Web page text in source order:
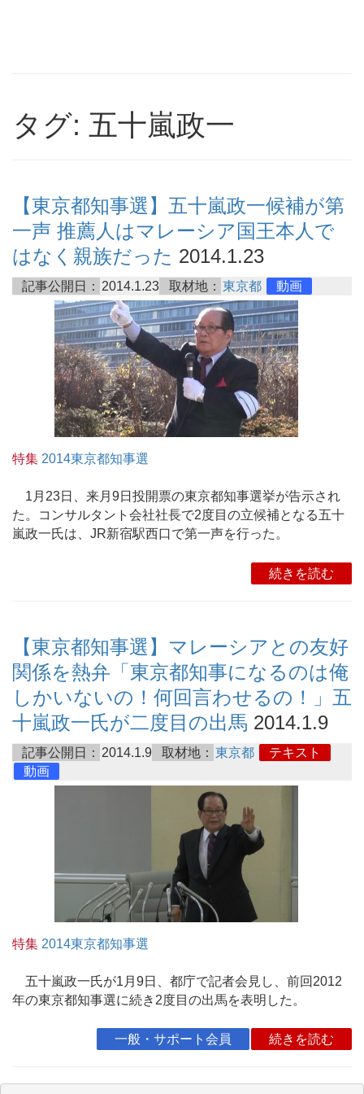
タグ: 五十嵐政一
【東京都知事選】五十嵐政一候補が第
一声 推薦人はマレーシア国王本人で
はなく親族だった 2014.1.23
記事公開日： 2014.1.23 取材地： 東京都 動画
特集 2014東京都知事選
1月23日、来月9日投開票の東京都知事選挙が告示され
た。コンサルタント会社社長で2度目の立候補となる五十
嵐政一氏は、JR新宿駅西口で第一声を行った。
続きを読む
【東京都知事選】マレーシアとの友好
関係を熱弁「東京都知事になるのは俺
しかいないの！何回言わせるの！」五
十嵐政一氏が二度目の出馬 2014.1.9
記事公開日： 2014.1.9 取材地： 東京都
テキスト
動画
特集 2014東京都知事選
五十嵐政一氏が1月9日、都庁で記者会見し、前回2012
年の東京都知事選に続き2度目の出馬を表明した。
一般・サポート会員 続きを読む